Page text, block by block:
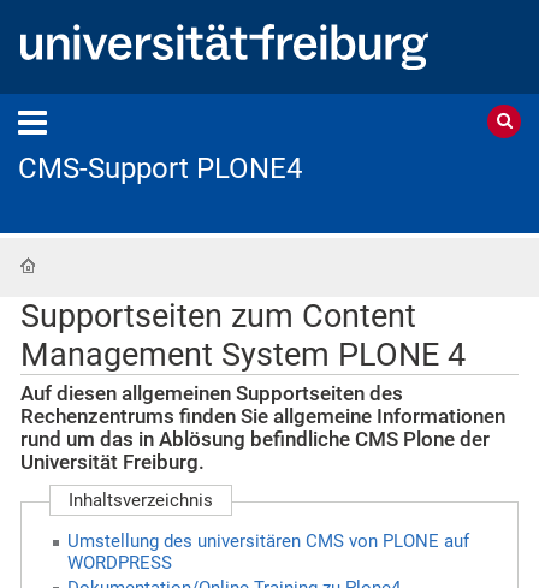
CMS-Support PLONE4
Supportseiten zum Content
Management System PLONE 4
Auf diesen allgemeinen Supportseiten des
Rechenzentrums finden Sie allgemeine Informationen
rund um das in Ablösung befindliche CMS Plone der
Universität Freiburg.
Inhaltsverzeichnis
Umstellung des universitären CMS von PLONE auf
WORDPRESS